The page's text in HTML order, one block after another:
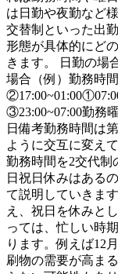
は日勤や夜勤など
交替制といった出
形態が具体的にど
きます。 日勤の場
場合（例）勤務時
③23:00~07:00勤務
日備考勤務時間は
ように交互に変え
勤務時間を2交代制
日祝日休みはある
て説明していきま
え、祝日を休みと
っては、忙しい時
ります。例えば12
刷物の需要が高ま